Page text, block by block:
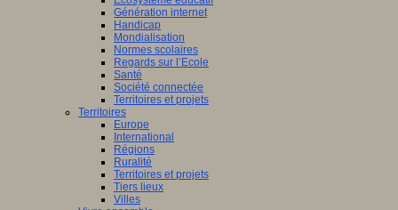
Génération internet
Handicap
Mondialisation
Normes scolaires
Regards sur l’Ecole
Santé
Société connectée
Territoires et projets
Territoires
Europe
International
Régions
Ruralité
Territoires et projets
Tiers lieux
Villes